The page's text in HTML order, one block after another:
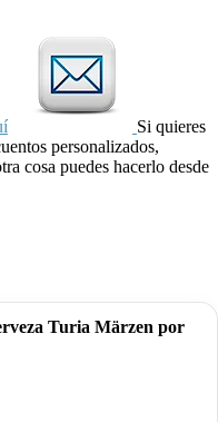
Si quieres
personalizados,
cosa puedes hacerlo desde
Turia Märzen por